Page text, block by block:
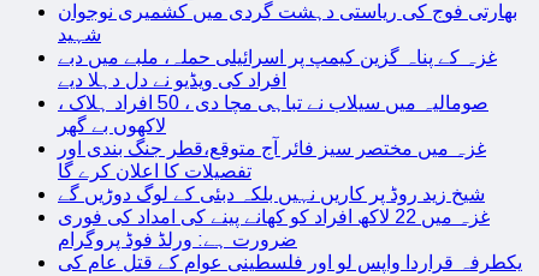
بھارتی فوج کی ریاستی دہشت گردی میں کشمیری نوجوان
شہید
غزہ کے پناہ گزین کیمپ پر اسرائیلی حملہ، ملبے میں دبے
افراد کی ویڈیو نے دل دہلا دیے
صومالیہ میں سیلاب نے تباہی مچا دی ، 50 افراد ہلاک ،
لاکھوں بے گھر
غزہ میں مختصر سیز فائر آج متوقع،قطر جنگ بندی اور
تفصیلات کا اعلان کرے گا
شیخ زید روڈ پر کاریں نہیں بلکہ دبئی کے لوگ دوڑیں گے
غزہ میں 22 لاکھ افراد کو کھانے پینے کی امداد کی فوری
ضرورت ہے: ورلڈ فوڈ پروگرام
یکطرفہ قراردا واپس لو اور فلسطینی عوام کے قتل عام کی